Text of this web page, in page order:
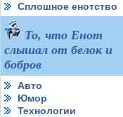
Сплошное енотство
То, что Енот
слышал от белок и
бобров
Авто
Юмор
Технологии